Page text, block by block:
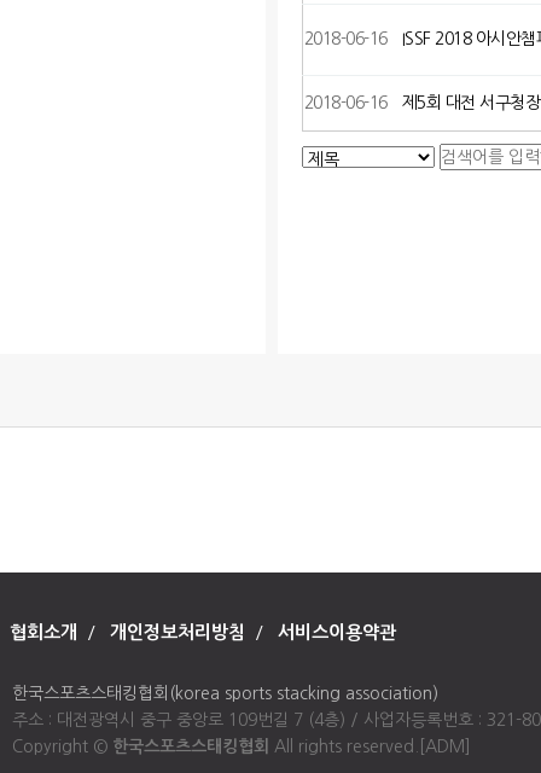
2018-06-16 ISSF 2018 아시안
2018-06-16 제5회 대전 서구청
협회소개 / 개인정보처리방침 / 서비스이용약관
한국스포츠스태킹협회(korea sports stacking association)
주소 : 대전광역시 중구 중앙로 109번길 7 (4층) / 사업자등록번호 :
Copyright © 한국스포츠스태킹협회 All rights reserved. [ADM]